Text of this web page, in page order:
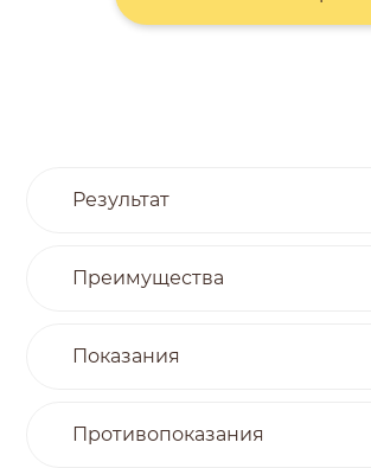
Результат
Преимущества
Показания
Противопоказания